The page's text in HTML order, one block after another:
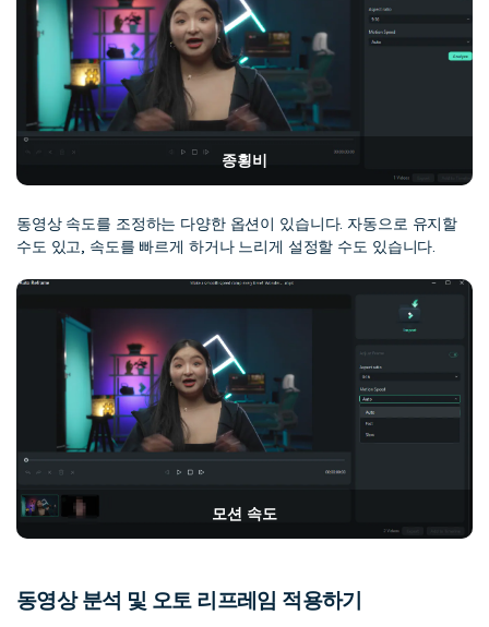
종횡비
동영상 속도를 조정하는 다양한 옵션이 있습니다. 자동으로 유지할
수도 있고, 속도를 빠르게 하거나 느리게 설정할 수도 있습니다.
모션 속도
동영상 분석 및 오토 리프레임 적용하기